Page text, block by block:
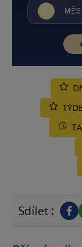
Sdílet :